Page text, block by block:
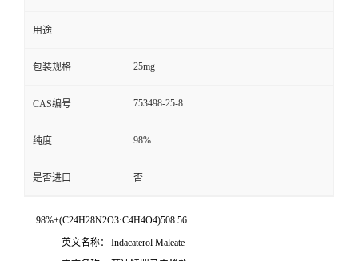
用途
包装规格 25mg
CAS编号 753498-25-8
纯度 98%
是否进口 否
98%+(C24H28N2O3·C4H4O4)508.56
英文名称：
Indacaterol Maleate